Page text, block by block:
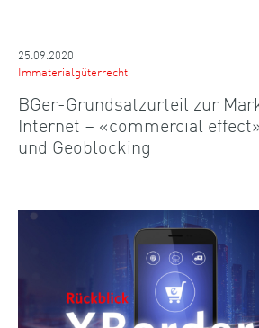
25.09.2020
Immaterialgüterrecht
BGer-Grundsatzurteil zur
Internet – «commercial
und Geoblocking